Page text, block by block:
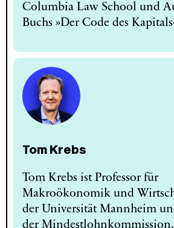
Columbia Law School und
Buchs »Der Code des
Tom Krebs
Tom Krebs ist Professor für
Makroökonomik und
der Universität Mannheim
der Mindestlohnkommission.